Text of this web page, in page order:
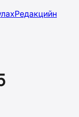
Редакцийн